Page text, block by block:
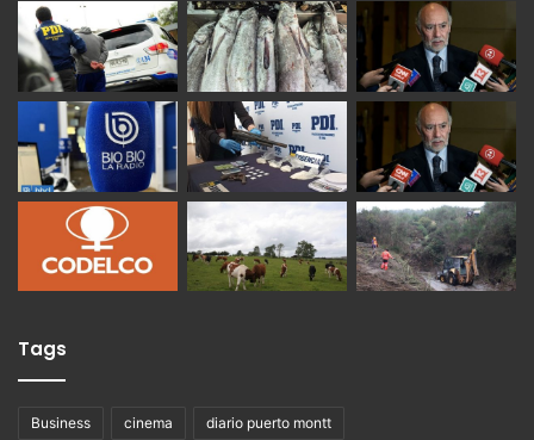
Tags
Business cinema diario puerto montt